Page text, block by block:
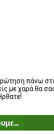
πάνω
με χαρά θα